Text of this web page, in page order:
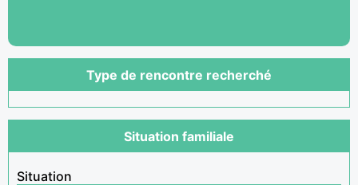
Type de rencontre recherché
Situation familiale
Situation